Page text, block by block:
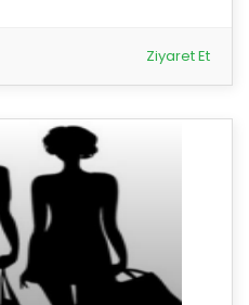
Ziyaret Et